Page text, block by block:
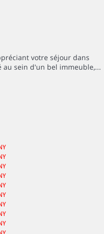
votre séjour dans
sein d'un bel immeuble,...